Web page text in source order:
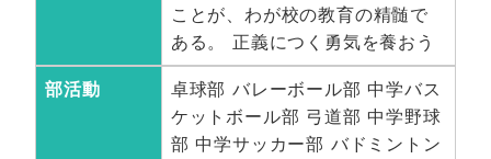
ことが、わが校の教育の精髄で
ある。 正義につく勇気を養おう
部活動
卓球部 バレーボール部 中学バス
ケットボール部 弓道部 中学野球
部 中学サッカー部 バドミントン